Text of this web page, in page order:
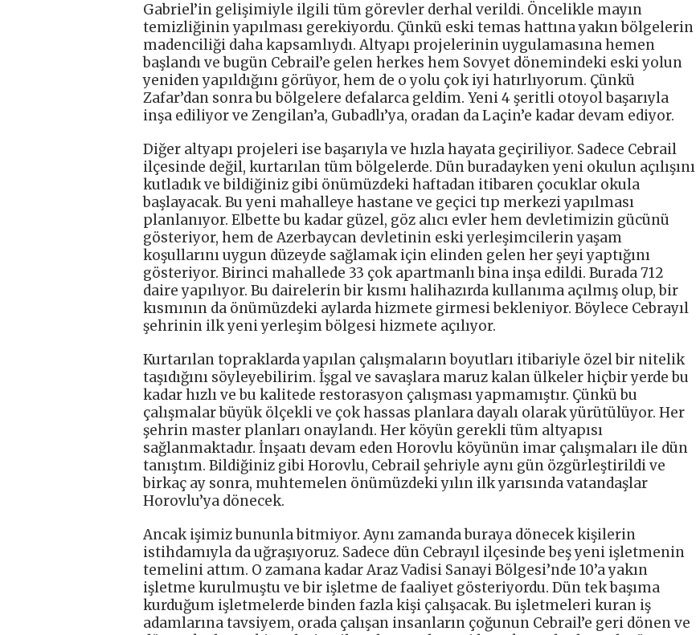
Gabriel’in gelişimiyle ilgili tüm görevler derhal verildi. Öncelikle mayın
temizliğinin yapılması gerekiyordu. Çünkü eski temas hattına yakın bölgelerin
madenciliği daha kapsamlıydı. Altyapı projelerinin uygulamasına hemen
başlandı ve bugün Cebrail’e gelen herkes hem Sovyet dönemindeki eski yolun
yeniden yapıldığını görüyor, hem de o yolu çok iyi hatırlıyorum. Çünkü
Zafar’dan sonra bu bölgelere defalarca geldim. Yeni 4 şeritli otoyol başarıyla
inşa ediliyor ve Zengilan’a, Gubadlı’ya, oradan da Laçin’e kadar devam ediyor.
Diğer altyapı projeleri ise başarıyla ve hızla hayata geçiriliyor. Sadece Cebrail
ilçesinde değil, kurtarılan tüm bölgelerde. Dün buradayken yeni okulun açılışını
kutladık ve bildiğiniz gibi önümüzdeki haftadan itibaren çocuklar okula
başlayacak. Bu yeni mahalleye hastane ve geçici tıp merkezi yapılması
planlanıyor. Elbette bu kadar güzel, göz alıcı evler hem devletimizin gücünü
gösteriyor, hem de Azerbaycan devletinin eski yerleşimcilerin yaşam
koşullarını uygun düzeyde sağlamak için elinden gelen her şeyi yaptığını
gösteriyor. Birinci mahallede 33 çok apartmanlı bina inşa edildi. Burada 712
daire yapılıyor. Bu dairelerin bir kısmı halihazırda kullanıma açılmış olup, bir
kısmının da önümüzdeki aylarda hizmete girmesi bekleniyor. Böylece Cebrayıl
şehrinin ilk yeni yerleşim bölgesi hizmete açılıyor.
Kurtarılan topraklarda yapılan çalışmaların boyutları itibariyle özel bir nitelik
taşıdığını söyleyebilirim. İşgal ve savaşlara maruz kalan ülkeler hiçbir yerde bu
kadar hızlı ve bu kalitede restorasyon çalışması yapmamıştır. Çünkü bu
çalışmalar büyük ölçekli ve çok hassas planlara dayalı olarak yürütülüyor. Her
şehrin master planları onaylandı. Her köyün gerekli tüm altyapısı
sağlanmaktadır. İnşaatı devam eden Horovlu köyünün imar çalışmaları ile dün
tanıştım. Bildiğiniz gibi Horovlu, Cebrail şehriyle aynı gün özgürleştirildi ve
birkaç ay sonra, muhtemelen önümüzdeki yılın ilk yarısında vatandaşlar
Horovlu’ya dönecek.
Ancak işimiz bununla bitmiyor. Aynı zamanda buraya dönecek kişilerin
istihdamıyla da uğraşıyoruz. Sadece dün Cebrayıl ilçesinde beş yeni işletmenin
temelini attım. O zamana kadar Araz Vadisi Sanayi Bölgesi’nde 10’a yakın
işletme kurulmuştu ve bir işletme de faaliyet gösteriyordu. Dün tek başıma
kurduğum işletmelerde binden fazla kişi çalışacak. Bu işletmeleri kuran iş
adamlarına tavsiyem, orada çalışan insanların çoğunun Cebrail’e geri dönen ve